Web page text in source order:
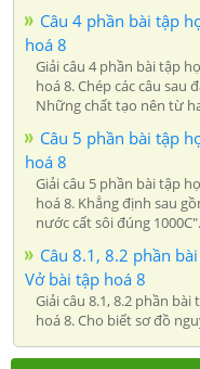
Câu 4 phần bài tập
hoá 8
Giải câu 4 phần bài tập
hoá 8. Chép các câu sau
Những chất tạo nên từ
Câu 5 phần bài tập
hoá 8
Giải câu 5 phần bài tập
hoá 8. Khẳng định sau
nước cất sôi đúng
Câu 8.1, 8.2 phần
Vở bài tập hoá 8
Giải câu 8.1, 8.2 phần
hoá 8. Cho biết sơ đồ